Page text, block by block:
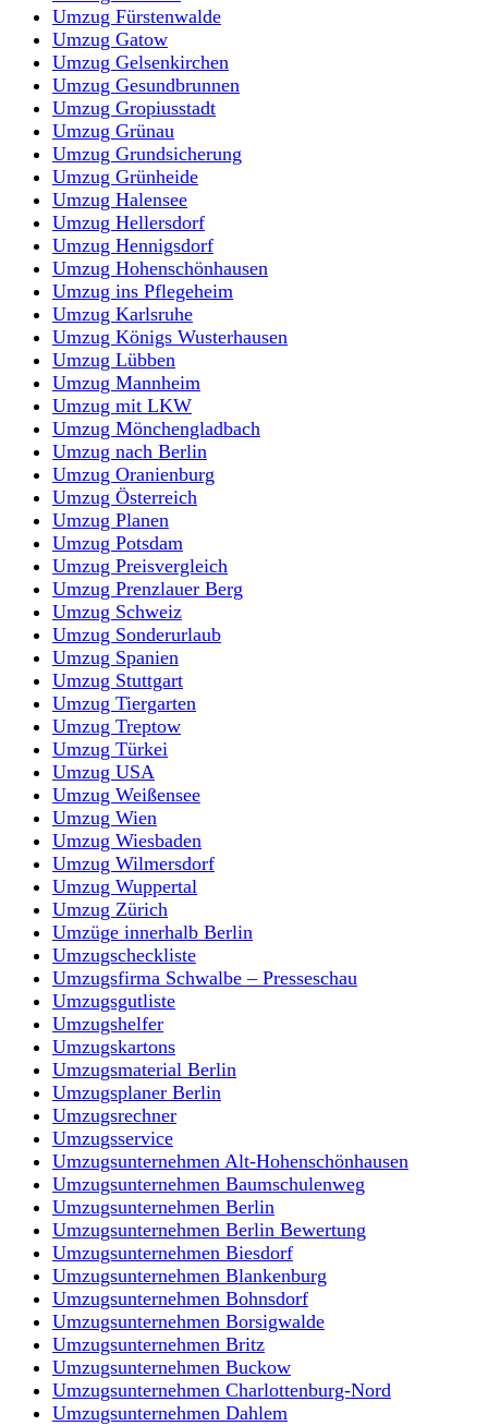
Umzug Fürstenwalde
Umzug Gatow
Umzug Gelsenkirchen
Umzug Gesundbrunnen
Umzug Gropiusstadt
Umzug Grünau
Umzug Grundsicherung
Umzug Grünheide
Umzug Halensee
Umzug Hellersdorf
Umzug Hennigsdorf
Umzug Hohenschönhausen
Umzug ins Pflegeheim
Umzug Karlsruhe
Umzug Königs Wusterhausen
Umzug Lübben
Umzug Mannheim
Umzug mit LKW
Umzug Mönchengladbach
Umzug nach Berlin
Umzug Oranienburg
Umzug Österreich
Umzug Planen
Umzug Potsdam
Umzug Preisvergleich
Umzug Prenzlauer Berg
Umzug Schweiz
Umzug Sonderurlaub
Umzug Spanien
Umzug Stuttgart
Umzug Tiergarten
Umzug Treptow
Umzug Türkei
Umzug USA
Umzug Weißensee
Umzug Wien
Umzug Wiesbaden
Umzug Wilmersdorf
Umzug Wuppertal
Umzug Zürich
Umzüge innerhalb Berlin
Umzugscheckliste
Umzugsfirma Schwalbe – Presseschau
Umzugsgutliste
Umzugshelfer
Umzugskartons
Umzugsmaterial Berlin
Umzugsplaner Berlin
Umzugsrechner
Umzugsservice
Umzugsunternehmen Alt-Hohenschönhausen
Umzugsunternehmen Baumschulenweg
Umzugsunternehmen Berlin
Umzugsunternehmen Berlin Bewertung
Umzugsunternehmen Biesdorf
Umzugsunternehmen Blankenburg
Umzugsunternehmen Bohnsdorf
Umzugsunternehmen Borsigwalde
Umzugsunternehmen Britz
Umzugsunternehmen Buckow
Umzugsunternehmen Charlottenburg-Nord
Umzugsunternehmen Dahlem